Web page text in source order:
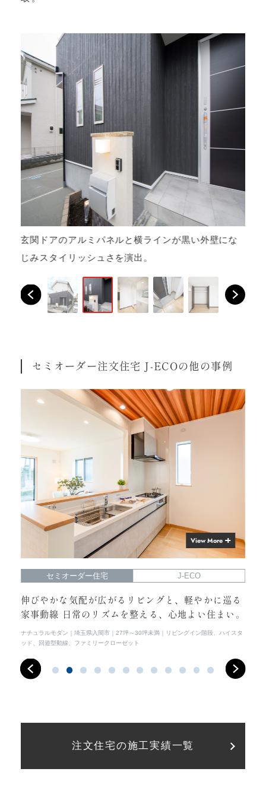
玄関ドアのアルミパネルと横ラインが黒い外壁にな
じみスタイリッシュさを演出。
セミオーダー注文住宅 J-ECOの他の事例
View More
セミオーダー住宅 J-ECO
伸びやかな気配が広がるリビングと、軽やかに巡る
家事動線 日常のリズムを整える、心地よい住まい。
ナチュラルモダン 埼玉県入間市 27坪～30坪未満
リビングイン階段、ハイスタ
ッド、回遊型動線、ファミリークローゼット
注文住宅の施工実績一覧